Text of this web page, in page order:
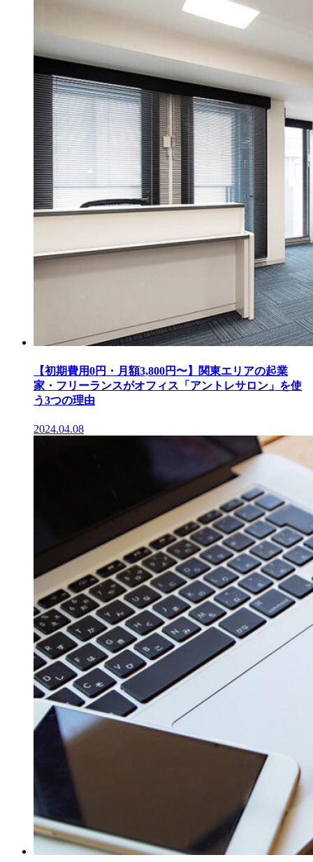
【初期費用0円・月額3,800円〜】関東エリアの起業
家・フリーランスがオフィス「アントレサロン」を使
う3つの理由
2024.04.08